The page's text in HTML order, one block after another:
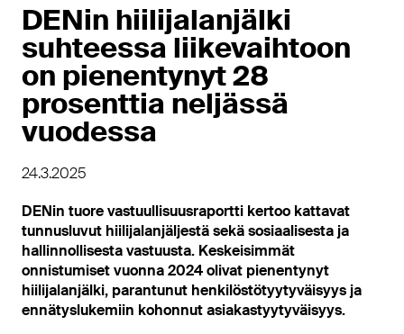
DENin hiilijalanjälki
suhteessa liikevaihtoon
on pienentynyt 28
prosenttia neljässä
vuodessa
24.3.2025
DENin tuore vastuullisuusraportti kertoo kattavat
tunnusluvut hiilijalanjäljestä sekä sosiaalisesta ja
hallinnollisesta vastuusta. Keskeisimmät
onnistumiset vuonna 2024 olivat pienentynyt
hiilijalanjälki, parantunut henkilöstötyytyväisyys ja
ennätyslukemiin kohonnut asiakastyytyväisyys.